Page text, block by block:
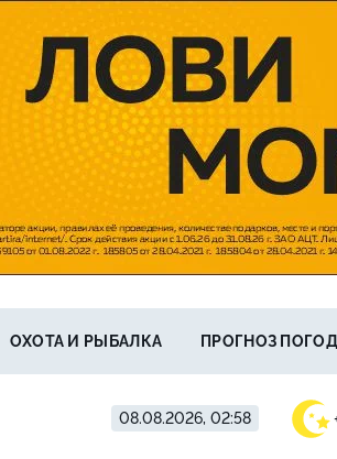
08.08.2026, 02:58
ОХОТА И РЫБАЛКА ПРОГНОЗ